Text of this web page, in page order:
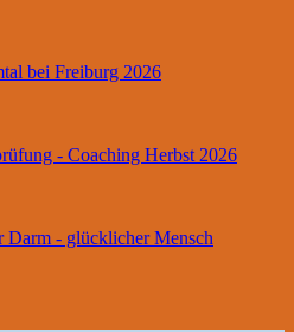
bei Freiburg 2026
- Coaching Herbst 2026
- glücklicher Mensch